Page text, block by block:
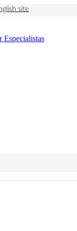
site